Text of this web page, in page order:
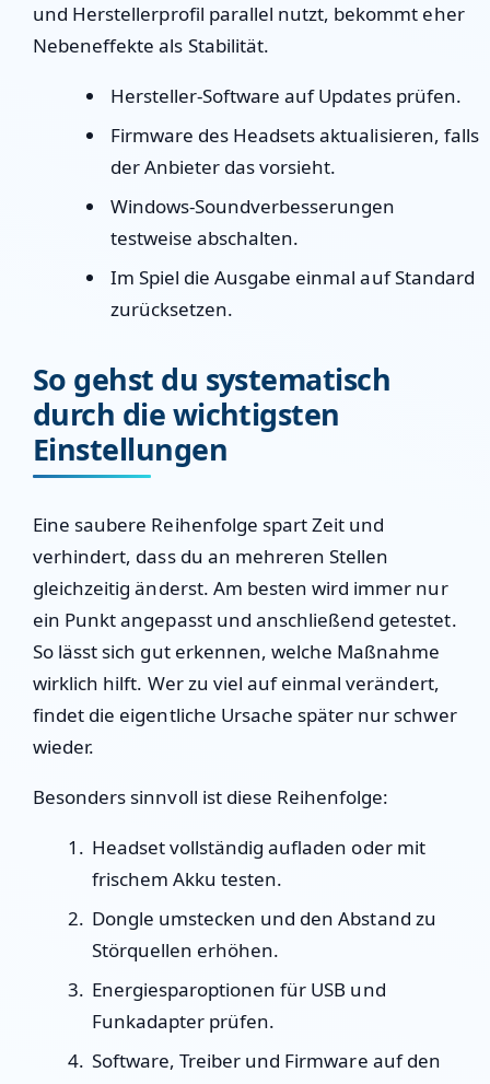
und Herstellerprofil parallel nutzt, bekommt eher
Nebeneffekte als Stabilität.
Hersteller-Software auf Updates prüfen.
Firmware des Headsets aktualisieren, falls
der Anbieter das vorsieht.
Windows-Soundverbesserungen
testweise abschalten.
Im Spiel die Ausgabe einmal auf Standard
zurücksetzen.
So gehst du systematisch
durch die wichtigsten
Einstellungen
Eine saubere Reihenfolge spart Zeit und
verhindert, dass du an mehreren Stellen
gleichzeitig änderst. Am besten wird immer nur
ein Punkt angepasst und anschließend getestet.
So lässt sich gut erkennen, welche Maßnahme
wirklich hilft. Wer zu viel auf einmal verändert,
findet die eigentliche Ursache später nur schwer
wieder.
Besonders sinnvoll ist diese Reihenfolge:
Headset vollständig aufladen oder mit
frischem Akku testen.
Dongle umstecken und den Abstand zu
Störquellen erhöhen.
Energiesparoptionen für USB und
Funkadapter prüfen.
Software, Treiber und Firmware auf den